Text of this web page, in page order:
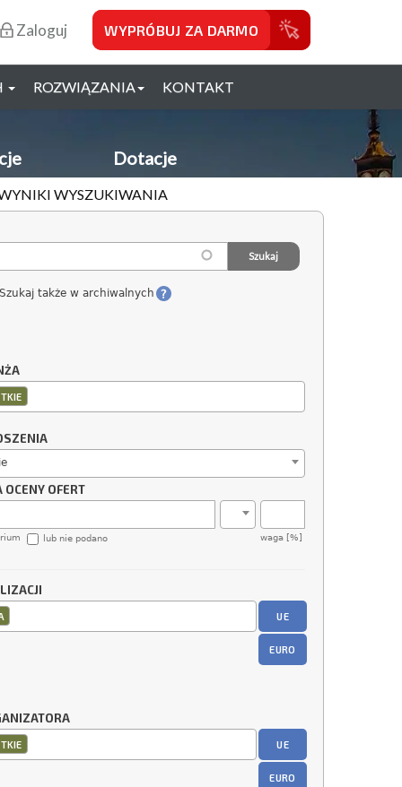
Zaloguj WYPRÓBUJ ZA DARMO
ROZWIĄZANIA KONTAKT
Dotacje
WYSZUKIWANIA
Szukaj także w archiwalnych
OCENY OFERT
waga [%]
lub nie podano
UE
EURO
UE
EURO